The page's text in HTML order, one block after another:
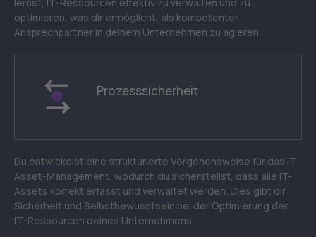
optimieren, was dir ermöglicht, als kompetenter
Ansprechpartner in deinem Unternehmen zu agieren.
Prozesssicherheit
Du entwickelst eine strukturierte Vorgehensweise für das IT-
Asset-Management, wodurch du sicherstellst, dass alle IT-
Assets korrekt erfasst und verwaltet werden. Dies gibt dir
Sicherheit und Selbstbewusstsein bei der Optimierung der
IT-Ressourcen deines Unternehmens.